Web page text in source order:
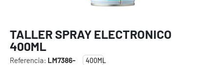
TALLER SPRAY ELECTRONICO
400ML
Referencia: LM7386-
400ML